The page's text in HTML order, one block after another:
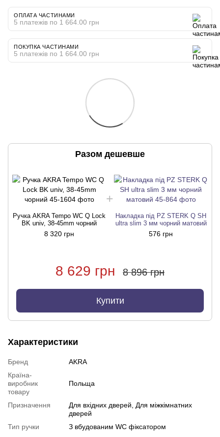
ОПЛАТА ЧАСТИНАМИ
5 платежів по 1 664.00 грн
ПОКУПКА ЧАСТИНАМИ
5 платежів по 1 664.00 грн
Разом дешевше
Ручка AKRA Tempo WC Q Lock
BK univ, 38-45mm чорний
8 320 грн
Накладка під PZ STERK Q SH
ultra slim 3 мм чорний матовий
576 грн
8 629 грн 8 896 грн
Купити
Характеристики
Бренд
AKRA
Країна-
виробник
товару
Польща
Призначення
Для вхідних дверей, Для міжкімнатних
дверей
Тип ручки
З вбудованим WC фіксатором